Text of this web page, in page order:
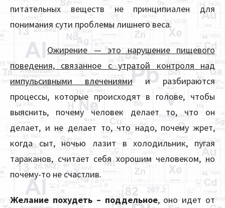
питательных веществ не принципиален для
понимания сути проблемы лишнего веса.
Ожирение — это нарушение пищевого
поведения, связанное с утратой контроля над
импульсивными влечениямии разбираются
процессы, которые происходят в голове, чтобы
выяснить, почему человек делает то, что он
делает, и не делает то, что надо, почему жрет,
когда сыт, ночью лазит в холодильник, пугая
тараканов, считает себя хорошим человеком, но
почему-то не счастлив.
Желание похудеть – поддельное, оно идет от